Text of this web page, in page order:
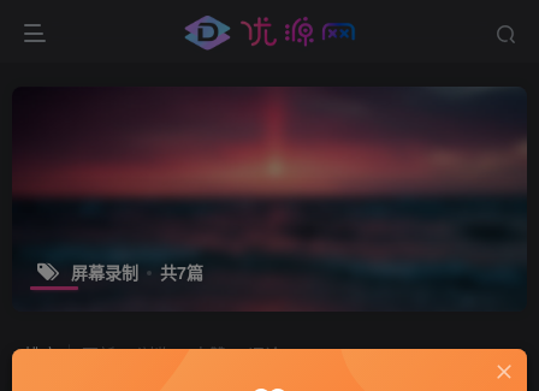
屏幕录制 共7篇
排序 更新 浏览 点赞 评论